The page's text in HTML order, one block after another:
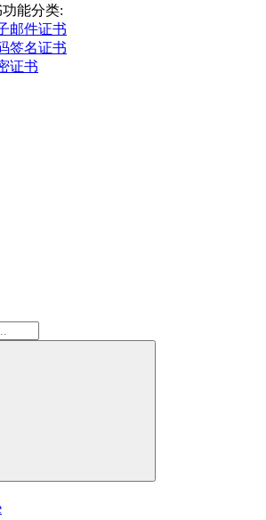
能分类:
邮件证书
签名证书
证书